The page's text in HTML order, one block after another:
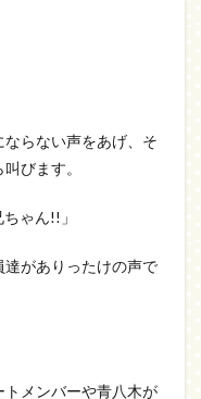
らない声をあげ、そ
びます。
ゃん!!」
達がありったけの声で
メンバーや青八木が